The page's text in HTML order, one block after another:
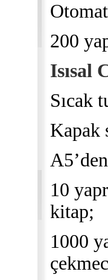
200
Isısal
Sıcak
Kapak
10
kitap;
1000